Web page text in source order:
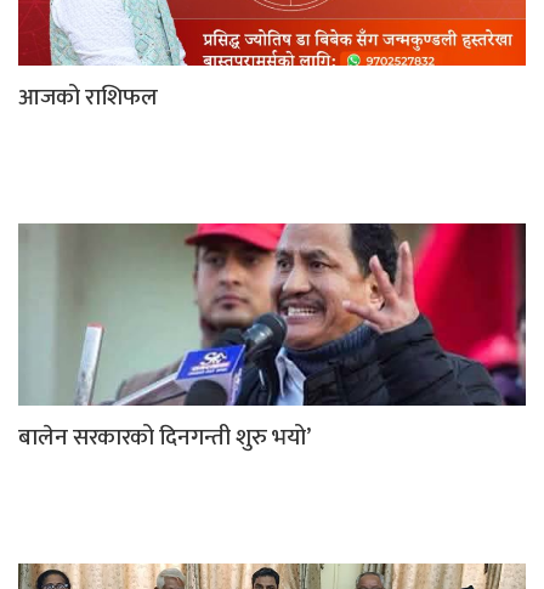
आजको राशिफल
बालेन सरकारको दिनगन्ती शुरु भयो’